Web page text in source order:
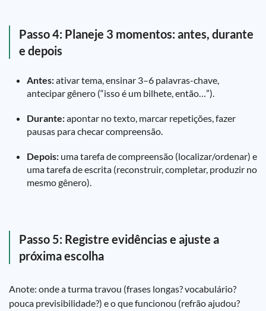
Passo 4: Planeje 3 momentos: antes, durante
e depois
Antes:ativar tema, ensinar 3–6 palavras-chave,
antecipar gênero (“isso é um bilhete, então…”).
Durante:apontar no texto, marcar repetições, fazer
pausas para checar compreensão.
Depois: uma tarefa de compreensão (localizar/ordenar) e
uma tarefa de escrita (reconstruir, completar, produzir no
mesmo gênero).
Passo 5: Registre evidências e ajuste a
próxima escolha
Anote: onde a turma travou (frases longas? vocabulário?
pouca previsibilidade?) e o que funcionou (refrão ajudou?